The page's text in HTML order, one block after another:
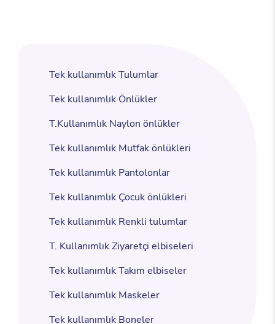
Tek kullanımlık Tulumlar
Tek kullanımlık Önlükler
T.Kullanımlık Naylon önlükler
Tek kullanımlık Mutfak önlükleri
Tek kullanımlık Pantolonlar
Tek kullanımlık Çocuk önlükleri
Tek kullanımlık Renkli tulumlar
T. Kullanımlık Ziyaretçi elbiseleri
Tek kullanımlık Takım elbiseler
Tek kullanımlık Maskeler
Tek kullanımlık Boneler